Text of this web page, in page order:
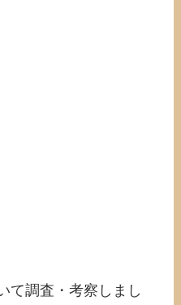
て調査・考察しまし